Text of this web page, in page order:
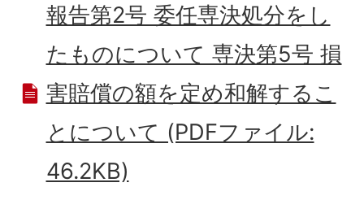
報告第2号 委任専決処分をし
たものについて 専決第5号 損
害賠償の額を定め和解するこ
とについて (PDFファイル:
46.2KB)